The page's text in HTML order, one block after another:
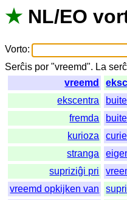
★ NL/EO
Vorto:
Serĉis por "vreemd". La
vreemd
ekscentra
fremda
kurioza
stranga
supriziĝi pri
vreemd opkijken van